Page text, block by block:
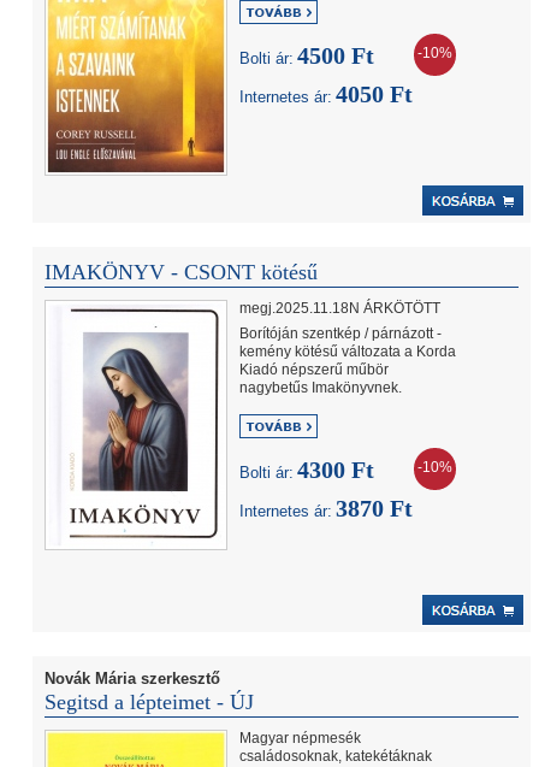
Bolti ár: 4500 Ft -10%
Internetes ár: 4050 Ft
IMAKÖNYV - CSONT kötésű
megj.2025.11.18N ÁRKÖTÖTT
Borítóján szentkép / párnázott -
kemény kötésű változata a Korda
Kiadó népszerű műbör
nagybetűs Imakönyvnek.
Bolti ár: 4300 Ft -10%
Internetes ár: 3870 Ft
Novák Mária szerkesztő
Segitsd a lépteimet - ÚJ
Magyar népmesék
családosoknak, katekétáknak